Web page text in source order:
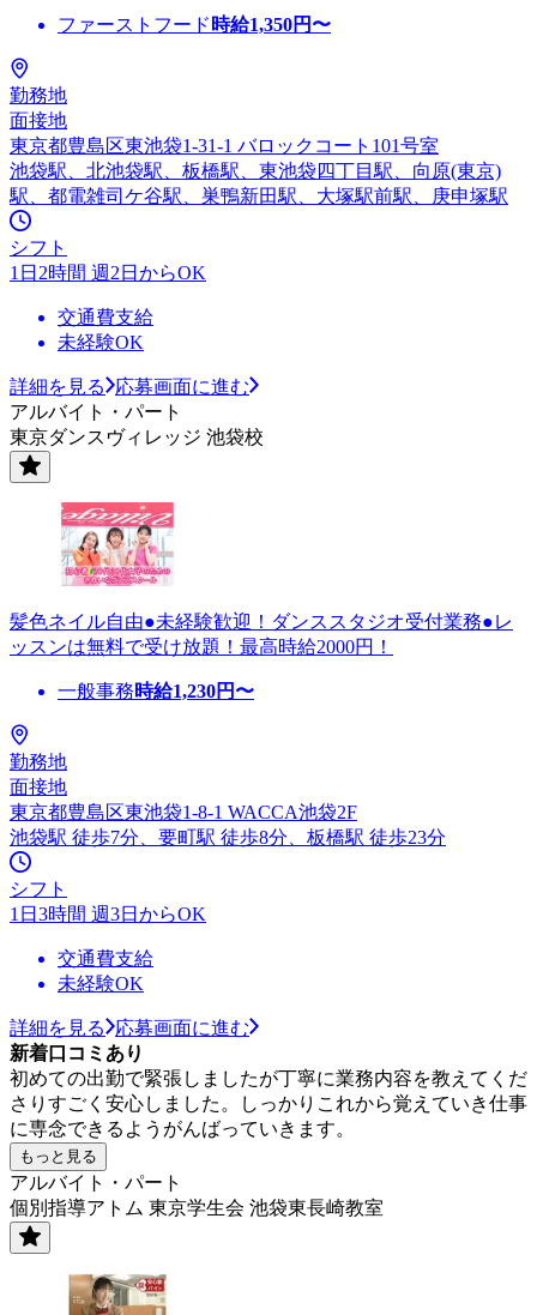
ファーストフード 時給1,350円〜
勤務地
面接地
東京都豊島区東池袋1-31-1 バロックコート101号室
池袋駅、北池袋駅、板橋駅、東池袋四丁目駅、向原(東京)
駅、都電雑司ケ谷駅、巣鴨新田駅、大塚駅前駅、庚申塚駅
シフト
1日2時間 週2日からOK
交通費支給
未経験OK
詳細を見る
応募画面に進む
アルバイト・パート
東京ダンスヴィレッジ 池袋校
髪色ネイル自由●未経験歓迎！ダンススタジオ受付業務●レ
ッスンは無料で受け放題！最高時給2000円！
一般事務時給1,230円〜
勤務地
面接地
東京都豊島区東池袋1-8-1 WACCA池袋2F
池袋駅 徒歩7分、要町駅 徒歩8分、板橋駅 徒歩23分
シフト
1日3時間 週3日からOK
交通費支給
未経験OK
詳細を見る
応募画面に進む
新着口コミあり
初めての出勤で緊張しましたが丁寧に業務内容を教えてくだ
さりすごく安心しました。しっかりこれから覚えていき仕事
に専念できるようがんばっていきます。
もっと見る
アルバイト・パート
個別指導アトム 東京学生会 池袋東長崎教室